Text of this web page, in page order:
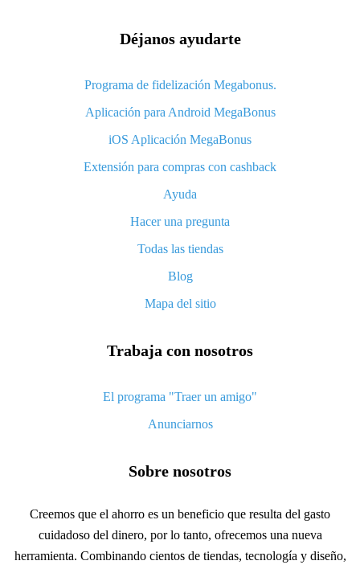
¿Qué es el cashback plugin de aliexpress y cuáles son sus
Cashback de la aplicación móvil Aliexpress: beneficios del plugin
aplicación – servicio de descuento garantizado
Cómo utilizar cashback en Aliexpress: manual corto
Todo sobre cómo funciona cashback en Aliexpress
Código de promoción de cashback con Aliexpress: como funciona
y que da
Cómo obtener el máximo de cashback en Aliexpress: repaso de
formas
Cashback de Aliexpress: opiniones de clientes
Aliexpress cash back 8% – Ahorrar mucho es real
Cómo hacer un reembolso en Aliexpress: formas sencillas de
Lo cashback más rentable en Aliexpress: como encontrar
oraciones
Déjanos ayudarte
Programa de fidelización Megabonus.
Aplicación para Android MegaBonus
iOS Aplicación MegaBonus
Extensión para compras con cashback
Ayuda
Hacer una pregunta
Todas las tiendas
Blog
Mapa del sitio
Trabaja con nosotros
El programa "Traer un amigo"
Anunciarnos
Sobre nosotros
Creemos que el ahorro es un beneficio que resulta del gasto
cuidadoso del dinero, por lo tanto, ofrecemos una nueva
herramienta. Combinando cientos de tiendas, tecnología y diseño,